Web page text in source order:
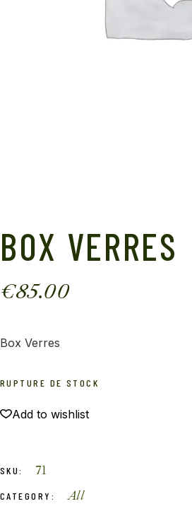
BOX VERRES
€85.00
Box Verres
RUPTURE DE STOCK
Add to wishlist
SKU: 71
CATEGORY: All